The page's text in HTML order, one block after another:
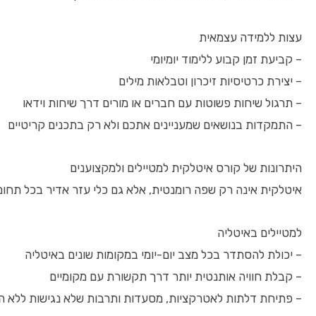
עצות ללמידה עצמאית
– קביעת זמן קבוע ללימוד יומיומי
– יצירת כרטיסיות זיכרון וטבלאות מילים
– תרגול שיחות פשוטות עם חברים או מורים דרך שיחות וידאו
– התמקדות בנושאים שמעניינים אתכם ולא רק בתכנים קריטיים
היתרונות של קורס איטלקית למטיילים ולמקצוענים
איטלקית אינה רק שפה רומנטית, אלא גם כלי עזר אדיר בכל
למטיילים באיטליה
– יכולת להסתדר בכל מצב יום-יומי במקומות שונים באיטליה
– קבלת חוויה אותנטית יותר דרך תקשורת עם מקומיים
– פתיחת דלתות לאטרקציות, מסעדות ותרבות שלא נגישות ללא